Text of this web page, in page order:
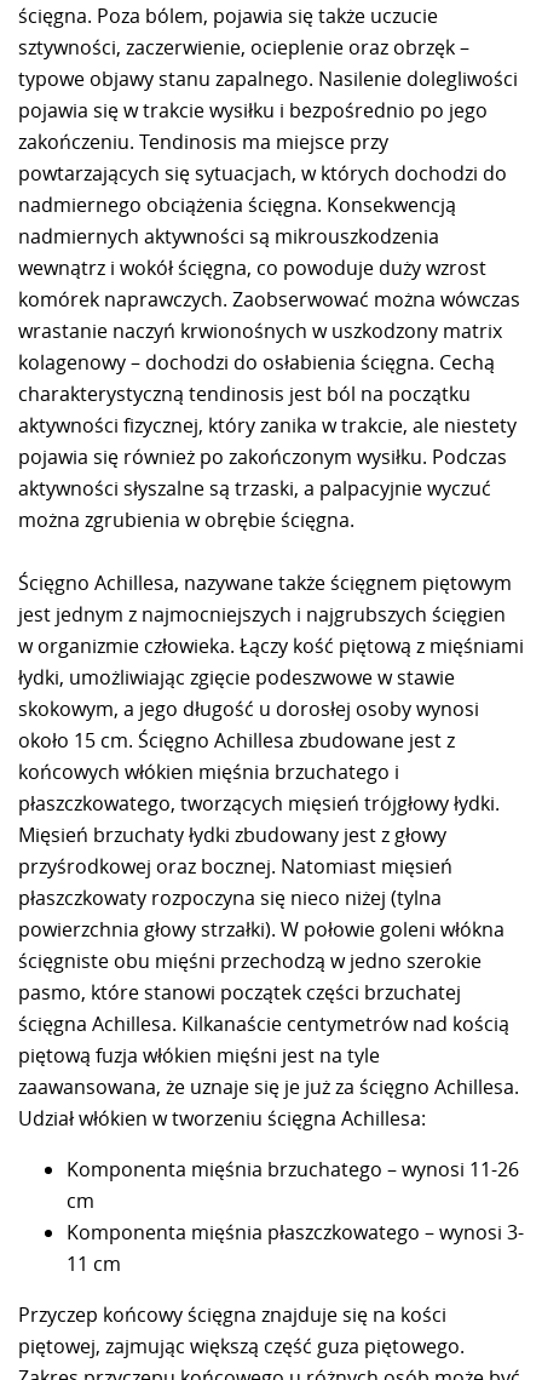
ścięgna. Poza bólem, pojawia się także uczucie
sztywności, zaczerwienie, ocieplenie oraz obrzęk –
typowe objawy stanu zapalnego. Nasilenie dolegliwości
pojawia się w trakcie wysiłku i bezpośrednio po jego
zakończeniu. Tendinosis ma miejsce przy
powtarzających się sytuacjach, w których dochodzi do
nadmiernego obciążenia ścięgna. Konsekwencją
nadmiernych aktywności są mikrouszkodzenia
wewnątrz i wokół ścięgna, co powoduje duży wzrost
komórek naprawczych. Zaobserwować można wówczas
wrastanie naczyń krwionośnych w uszkodzony matrix
kolagenowy – dochodzi do osłabienia ścięgna. Cechą
charakterystyczną tendinosis jest ból na początku
aktywności fizycznej, który zanika w trakcie, ale niestety
pojawia się również po zakończonym wysiłku. Podczas
aktywności słyszalne są trzaski, a palpacyjnie wyczuć
można zgrubienia w obrębie ścięgna.
Ścięgno Achillesa, nazywane także ścięgnem piętowym
jest jednym z najmocniejszych i najgrubszych ścięgien
w organizmie człowieka. Łączy kość piętową z mięśniami
łydki, umożliwiając zgięcie podeszwowe w stawie
skokowym, a jego długość u dorosłej osoby wynosi
około 15 cm. Ścięgno Achillesa zbudowane jest z
końcowych włókien mięśnia brzuchatego i
płaszczkowatego, tworzących mięsień trójgłowy łydki.
Mięsień brzuchaty łydki zbudowany jest z głowy
przyśrodkowej oraz bocznej. Natomiast mięsień
płaszczkowaty rozpoczyna się nieco niżej (tylna
powierzchnia głowy strzałki). W połowie goleni włókna
ścięgniste obu mięśni przechodzą w jedno szerokie
pasmo, które stanowi początek części brzuchatej
ścięgna Achillesa. Kilkanaście centymetrów nad kością
piętową fuzja włókien mięśni jest na tyle
zaawansowana, że uznaje się je już za ścięgno Achillesa.
Udział włókien w tworzeniu ścięgna Achillesa:
Komponenta mięśnia brzuchatego – wynosi 11-26
cm
Komponenta mięśnia płaszczkowatego – wynosi 3-
11 cm
Przyczep końcowy ścięgna znajduje się na kości
piętowej, zajmując większą część guza piętowego.